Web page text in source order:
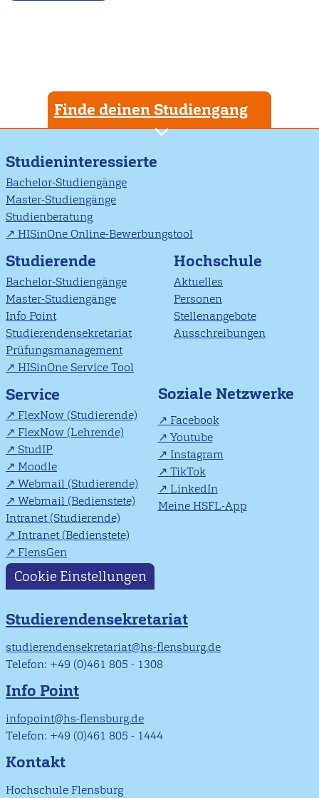
Finde deinen Studiengang
Studieninteressierte
Bachelor-Studiengänge
Master-Studiengänge
Studienberatung
HISinOne Online-Bewerbungstool
Studierende
Bachelor-Studiengänge
Master-Studiengänge
Info Point
Studierendensekretariat
Prüfungsmanagement
HISinOne Service Tool
Hochschule
Aktuelles
Personen
Stellenangebote
Ausschreibungen
Service
FlexNow (Studierende)
FlexNow (Lehrende)
StudIP
Moodle
Webmail (Studierende)
Webmail (Bedienstete)
Intranet (Studierende)
Intranet (Bedienstete)
FlensGen
Soziale Netzwerke
Facebook
Youtube
Instagram
TikTok
LinkedIn
Meine HSFL-App
Cookie Einstellungen
Studierendensekretariat
studierendensekretariat@hs-flensburg.de
Telefon: +49 (0)461 805 - 1308
Info Point
infopoint@hs-flensburg.de
Telefon: +49 (0)461 805 - 1444
Kontakt
Hochschule Flensburg